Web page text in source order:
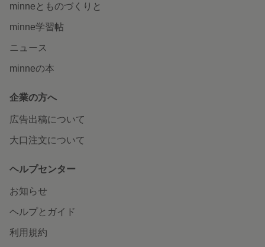
minneとものづくりと
minne学習帖
ニュース
minneの本
企業の方へ
広告出稿について
大口注文について
ヘルプセンター
お知らせ
ヘルプとガイド
利用規約